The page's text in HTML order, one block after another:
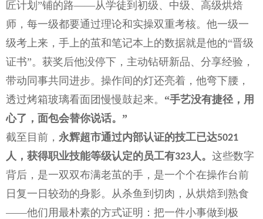
匠计划”铺的路——从学徒到初级、中级、高级烘焙
师，每一级都要通过理论和实操双重考核。他一级一
级考上来，手上的茧和笔记本上的数据就是他的“晋级
证书”。获奖后他没停下，主动钻研新品、分享经验，
带动同事共同进步。操作间的灯还亮着，他弯下腰，
透过烤箱玻璃看面团慢慢鼓起来。 “手艺没有捷径，用
心了，面包会替你说话。”
截至目前， 永辉超市通过内部认证的技工已达5021
人，获得职业技能等级认定的员工有323人。 这些数字
背后，是一双双布满老茧的手，是一个个在操作台前
日复一日较劲的身影。从杀鱼到切肉，从烘焙到熟食
——他们用最朴素的方式证明：把一件小事做到极